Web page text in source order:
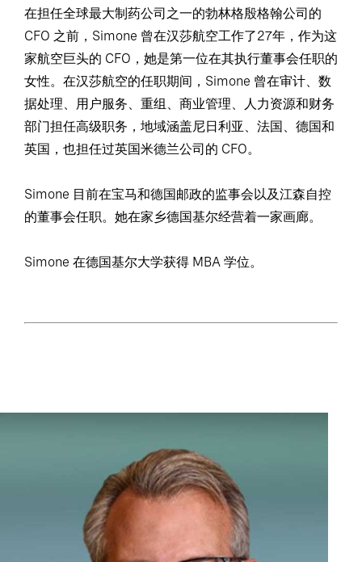
在担任全球最大制药公司之一的勃林格殷格翰公司的
CFO 之前，Simone 曾在汉莎航空工作了27年，作为这
家航空巨头的 CFO，她是第一位在其执行董事会任职的
女性。在汉莎航空的任职期间，Simone 曾在审计、数
据处理、用户服务、重组、商业管理、人力资源和财务
部门担任高级职务，地域涵盖尼日利亚、法国、德国和
英国，也担任过英国米德兰公司的 CFO。
Simone 目前在宝马和德国邮政的监事会以及江森自控
的董事会任职。她在家乡德国基尔经营着一家画廊。
Simone 在德国基尔大学获得 MBA 学位。